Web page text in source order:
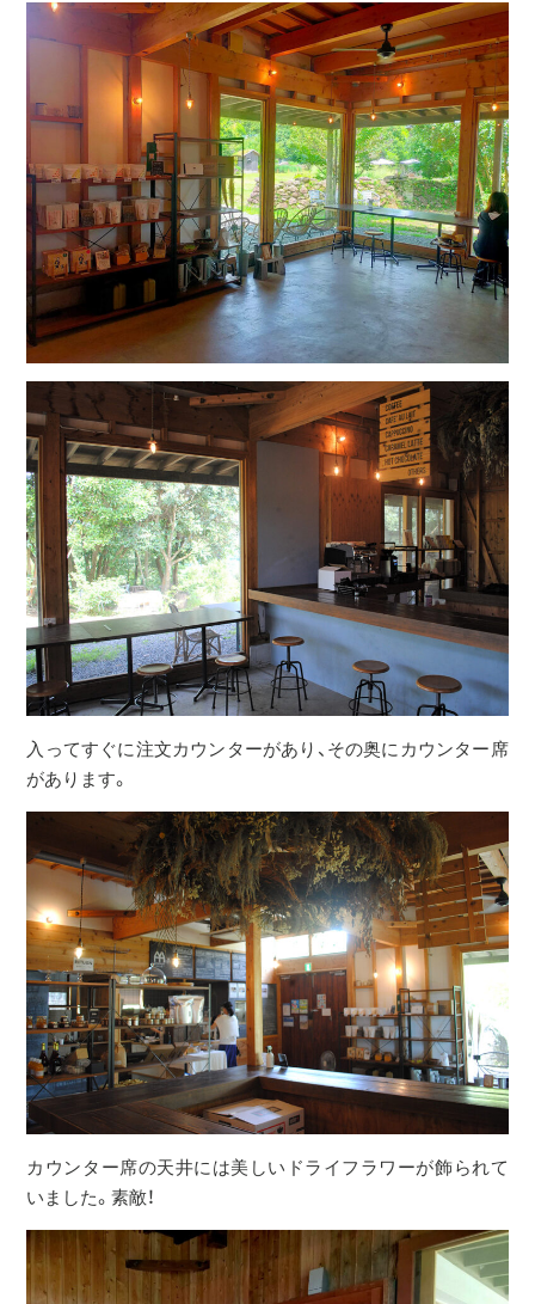
入ってすぐに注文カウンターがあり、その奥にカウンター席
があります。
カウンター席の天井には美しいドライフラワーが飾られて
いました。素敵！